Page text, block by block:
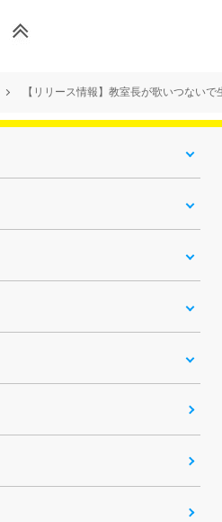
【リリース情報】教室長が歌いつない